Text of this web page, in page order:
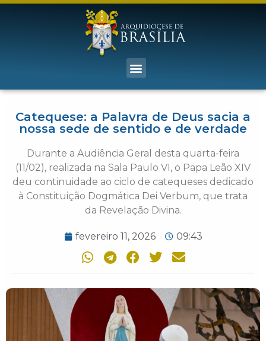
Catequese: a Palavra de Deus sacia a
nossa sede de sentido e de verdade
Durante a Audiência Geral desta quarta-feira
(11/02), realizada na Sala Paulo VI, o Papa Leão XIV
deu continuidade ao ciclo de catequeses dedicado
à Constituição Dogmática Dei Verbum, que trata
da Revelação Divina.
fevereiro 11, 2026 09:43